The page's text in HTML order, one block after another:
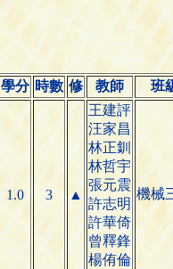
學分 時數 修 教師 班
1.0 3 ▲
王建評
汪家昌
林正釧
林哲宇
張元震
許志明
許華倚
曾釋鋒
楊侑倫
機械